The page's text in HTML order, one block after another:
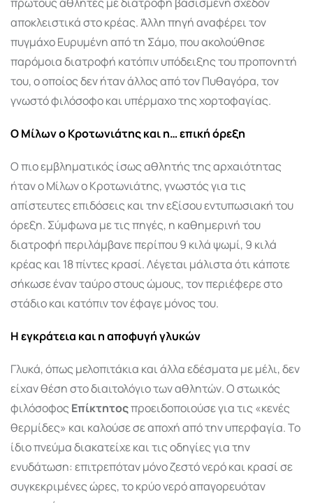
αποκλειστικά στο κρέας. Άλλη πηγή αναφέρει τον
πυγμάχο Ευρυμένη από τη Σάμο, που ακολούθησε
παρόμοια διατροφή κατόπιν υπόδειξης του προπονητή
του, ο οποίος δεν ήταν άλλος από τον Πυθαγόρα, τον
γνωστό φιλόσοφο και υπέρμαχο της χορτοφαγίας.
Ο Μίλων ο Κροτωνιάτης και η… επική όρεξη
Ο πιο εμβληματικός ίσως αθλητής της αρχαιότητας
ήταν ο Μίλων ο Κροτωνιάτης, γνωστός για τις
απίστευτες επιδόσεις και την εξίσου εντυπωσιακή του
όρεξη. Σύμφωνα με τις πηγές, η καθημερινή του
διατροφή περιλάμβανε περίπου 9 κιλά ψωμί, 9 κιλά
κρέας και 18 πίντες κρασί. Λέγεται μάλιστα ότι κάποτε
σήκωσε έναν ταύρο στους ώμους, τον περιέφερε στο
στάδιο και κατόπιν τον έφαγε μόνος του.
Η εγκράτεια και η αποφυγή γλυκών
Γλυκά, όπως μελοπιτάκια και άλλα εδέσματα με μέλι, δεν
είχαν θέση στο διαιτολόγιο των αθλητών. Ο στωικός
φιλόσοφος Επίκτητοςπροειδοποιούσε για τις «κενές
θερμίδες» και καλούσε σε αποχή από την υπερφαγία. Το
ίδιο πνεύμα διακατείχε και τις οδηγίες για την
ενυδάτωση: επιτρεπόταν μόνο ζεστό νερό και κρασί σε
συγκεκριμένες ώρες, το κρύο νερό απαγορευόταν